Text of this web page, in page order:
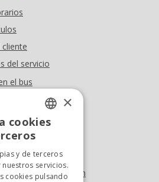
del servicio
el bus
cliente
900 085
923 181
SPANISH
×
cookies
y de terceros
servicios.
cookies pulsando